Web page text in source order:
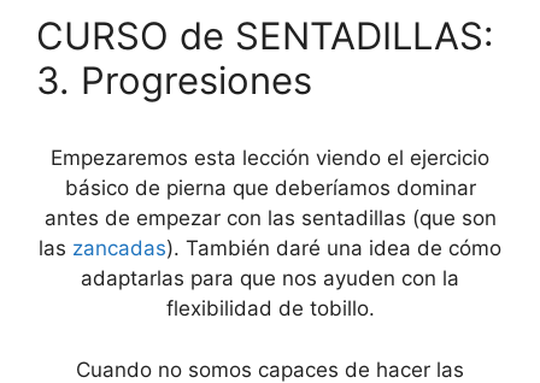
CURSO de SENTADILLAS:
3. Progresiones
Empezaremos esta lección viendo el ejercicio
básico de pierna que deberíamos dominar
antes de empezar con las sentadillas (que son
las zancadas). También daré una idea de cómo
adaptarlas para que nos ayuden con la
flexibilidad de tobillo.
Cuando no somos capaces de hacer las